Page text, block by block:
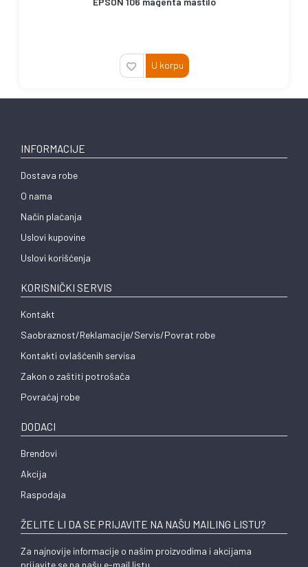
U korpu
INFORMACIJE
Dostava robe
O nama
Način plaćanja
Uslovi kupovine
Uslovi korišćenja
KORISNIČKI SERVIS
Kontakt
Saobraznost/Reklamacije/Servis/Povrat robe
Kontakti ovlašćenih servisa
Zakon o zaštiti potrošača
Povraćaj robe
DODACI
Brendovi
Akcija
Raspodaja
ŽELITE LI DA SE PRIJAVITE NA NAŠU MAILING LISTU?
Za najnovije informacije o našim proizvodima i akcijama
prijavite se na našu e-mail listu.